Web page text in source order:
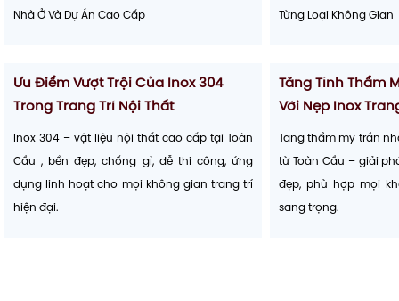
Nhà Ở Và Dự Án Cao Cấp
Từng Loại Không Gian
6/2025
Ưu Điểm Vượt Trội Của Inox 304
Trong Trang Trí Nội Thất
Inox 304 – vật liệu nội thất cao cấp tại Toàn
Cầu , bền đẹp, chống gỉ, dễ thi công, ứng
dụng linh hoạt cho mọi không gian trang trí
hiện đại.
Tăng Tính Thẩm
Với Nẹp Inox
Tăng thẩm mỹ trần
từ Toàn Cầu – giải
đẹp, phù hợp mọi
sang trọng.